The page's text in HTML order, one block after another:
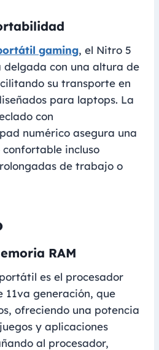
gaming, el Nitro 5
delgada con una altura de
su transporte en
para laptops. La
con
numérico asegura una
incluso
de trabajo o
RAM
es el procesador
11va generación, que
ofreciendo una potencia
y aplicaciones
al procesador,